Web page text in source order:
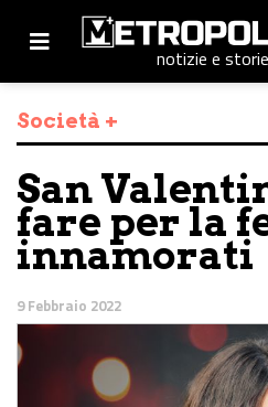
notizie e
Società +
San
fare per la
innamorati
9 Febbraio 2022